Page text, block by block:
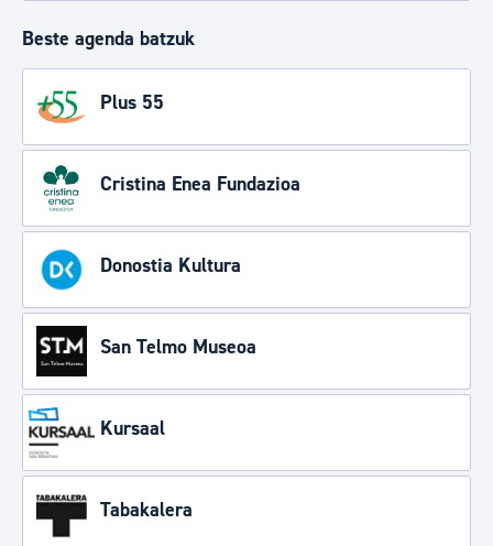
Beste agenda batzuk
Plus 55
Cristina Enea Fundazioa
Donostia Kultura
San Telmo Museoa
Kursaal
Tabakalera